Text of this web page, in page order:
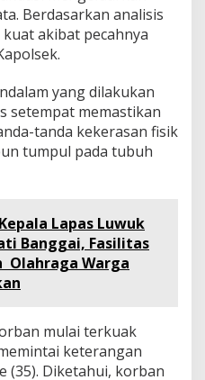
Berdasarkan analisis
akibat pecahnya
yang dilakukan
setempat memastikan
tanda kekerasan fisik
tumpul pada tubuh
Kepala Lapas Luwuk
Banggai, Fasilitas
Olahraga Warga
mulai terkuak
keterangan
(35). Diketahui, korban